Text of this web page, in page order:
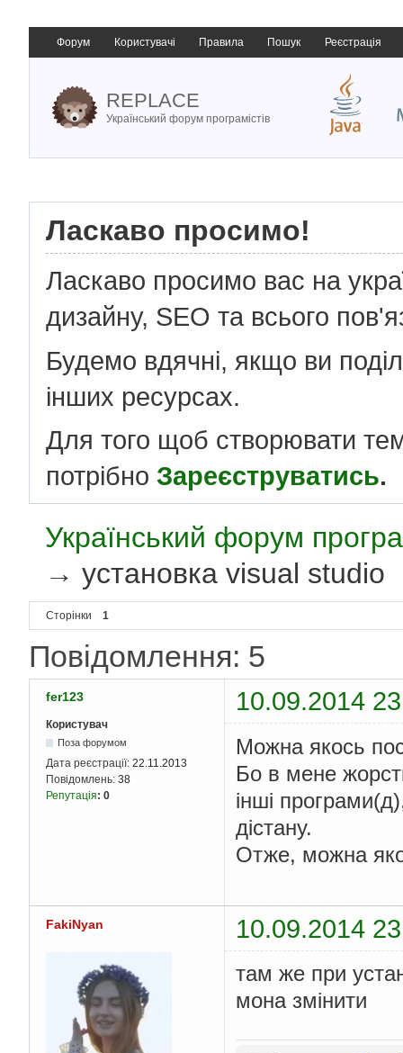
Форум Користувачі Правила Пошук Реєстрація
REPLACE
Український форум програмістів
Ласкаво просимо!
Ласкаво просимо вас на
дизайну, SEO та всього
Будемо вдячні, якщо ви
інших ресурсах.
Для того щоб створювати
потрібно Зареєструватись.
Український форум
→установка visual studio
Сторінки 1
Повідомлення: 5
fer123 10.09.2014
Користувач
Поза форумом
Дата реєстрації: 22.11.2013
Повідомлень: 38
Репутація: 0
Можна якось
Бо в мене
інші
дістану.
Отже, можна
FakiNyan 10.09.2014
там же при
мона змінити